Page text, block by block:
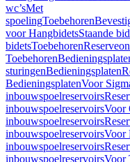
wc’sMet
spoelingToebehoren
voor HangbidetsStaande
bidetsToebehoren
Toebehoren
sturingenBedieningsplaten
BedieningsplatenVoor
inbouwspoelreservoirs
inbouwspoelreservoirsVoor
inbouwspoelreservoirs
inbouwspoelreservoirsVoor
inbouwspoelreservoirs
inbouwspoelreservoirsVoor